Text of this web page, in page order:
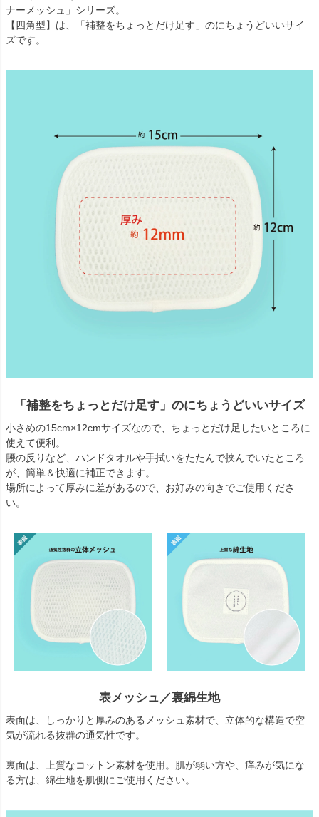
ナーメッシュ」シリーズ。
【四角型】は、「補整をちょっとだけ足す」のにちょうどいいサイ
ズです。
「補整をちょっとだけ足す」のにちょうどいいサイズ
小さめの15cm×12cmサイズなので、ちょっとだけ足したいところに
使えて便利。
腰の反りなど、ハンドタオルや手拭いをたたんで挟んでいたところ
が、簡単＆快適に補正できます。
場所によって厚みに差があるので、お好みの向きでご使用くださ
い。
表メッシュ／裏綿生地
表面は、しっかりと厚みのあるメッシュ素材で、立体的な構造で空
気が流れる抜群の通気性です。
裏面は、上質なコットン素材を使用。肌が弱い方や、痒みが気にな
る方は、綿生地を肌側にご使用ください。